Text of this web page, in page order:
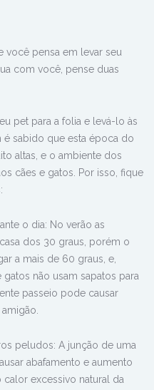
você pensa em levar seu
com você, pense duas
pet para a folia e levá-lo às
é sabido que esta época do
altas, e o ambiente dos
cães e gatos. Por isso, fique
o dia: No verão as
dos 30 graus, porém o
a mais de 60 graus, e,
não usam sapatos para
passeio pode causar
peludos: A junção de uma
abafamento e aumento
excessivo natural da